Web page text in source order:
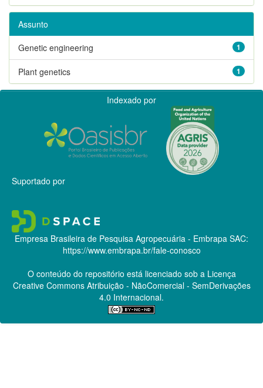
Assunto
1
Genetic engineering
1
Plant genetics
Indexado por
Suportado por
Empresa Brasileira de Pesquisa Agropecuária - Embrapa SAC:
https://www.embrapa.br/fale-conosco
O conteúdo do repositório está licenciado sob a Licença
Creative CommonsAtribuição - NãoComercial - SemDerivações
4.0 Internacional.